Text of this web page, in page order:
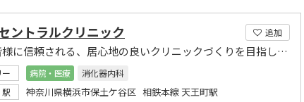
追加
ントラルクリニック
地域の皆様に信頼される、居心地の良いクリニックづくりを目指しております
病院・医療
消化器内科
神奈川県横浜市保土ケ谷区 相鉄本線 天王町駅